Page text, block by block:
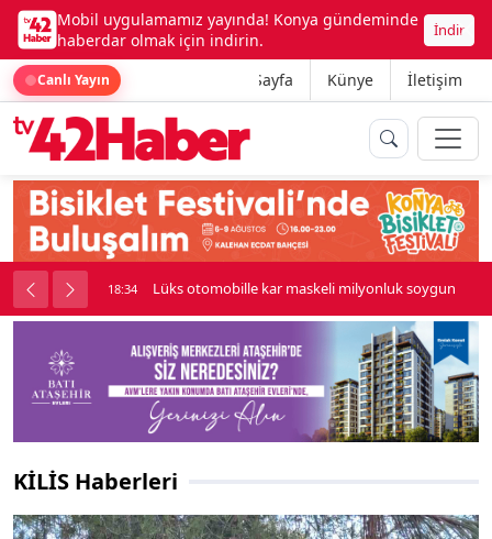
Mobil uygulamamız yayında! Konya gündeminde
haberdar olmak için indirin.
İndir
Canlı Yayın Ana Sayfa Künye İletişim
kavga çıktı 18:34 Lüks otomobille kar maskeli milyonluk soygun
KİLİS Haberleri